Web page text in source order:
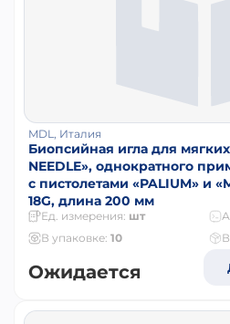
MDL, Италия
Биопсийная игла для
NEEDLE», однократного
с пистолетами «PALIUM» и
18G, длина 200 мм
Ед. измерения: шт
В упаковке: 10
Ожидается